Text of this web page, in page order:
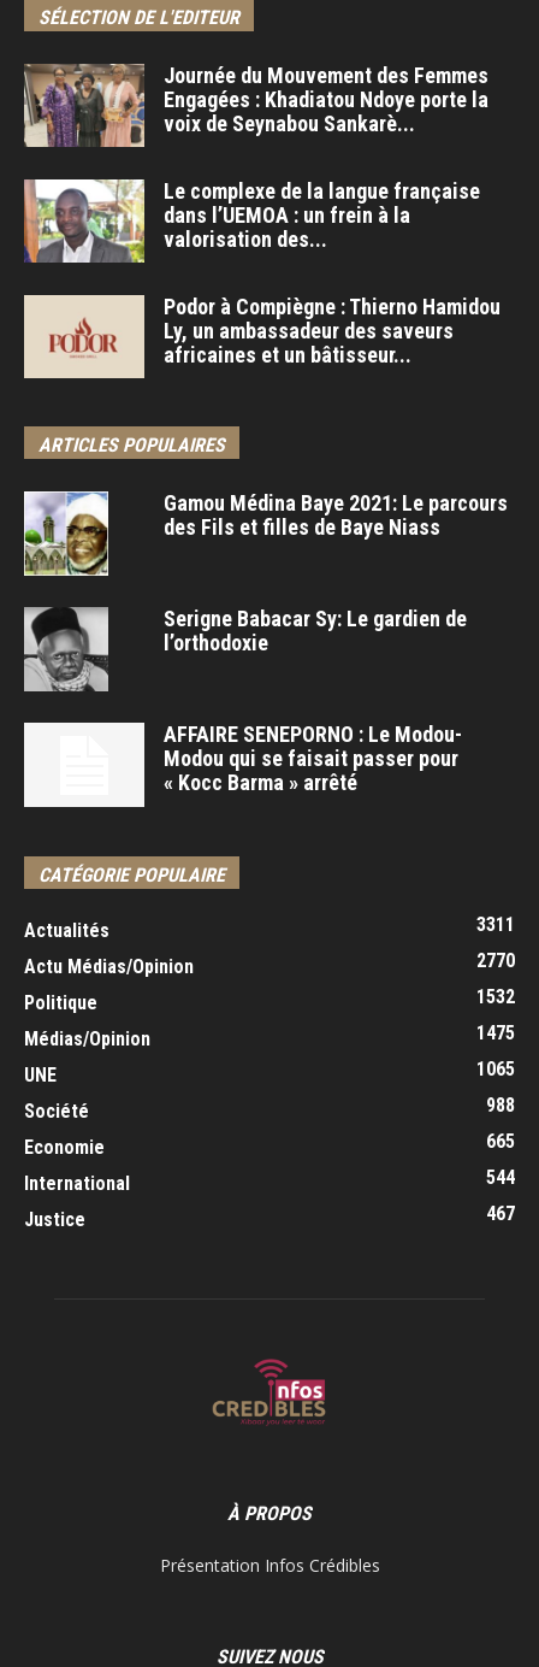
SÉLECTION DE L'EDITEUR
Journée du Mouvement des Femmes
Engagées : Khadiatou Ndoye porte la
voix de Seynabou Sankarè...
Le complexe de la langue française
dans l’UEMOA : un frein à la
valorisation des...
Podor à Compiègne : Thierno Hamidou
Ly, un ambassadeur des saveurs
africaines et un bâtisseur...
ARTICLES POPULAIRES
Gamou Médina Baye 2021: Le parcours
des Fils et filles de Baye Niass
Serigne Babacar Sy: Le gardien de
l’orthodoxie
AFFAIRE SENEPORNO : Le Modou-
Modou qui se faisait passer pour
« Kocc Barma » arrêté
CATÉGORIE POPULAIRE
Actualités
3311
Actu Médias/Opinion
2770
Politique
1532
Médias/Opinion
1475
UNE
1065
Société
988
Economie
665
International
544
Justice
467
À PROPOS
Présentation Infos Crédibles
SUIVEZ NOUS